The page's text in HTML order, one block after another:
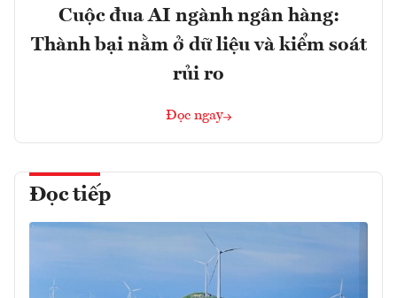
Cuộc đua AI ngành ngân hàng:
Thành bại nằm ở dữ liệu và kiểm soát
rủi ro
Đọc ngay
Đọc tiếp